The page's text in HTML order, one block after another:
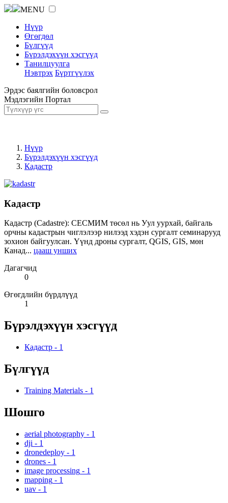
MENU
Нүүр
Өгөгдөл
Бүлгүүд
Бүрэлдэхүүн хэсгүүд
Танилцуулга
Нэвтрэх Бүртгүүлэх
Эрдэс баялгийн боловсрол
Мэдлэгийн Портал
Нүүр
Бүрэлдэхүүн хэсгүүд
Кадастр
Кадастр
Кадастр (Cadastre): СЕСМИМ төсөл нь Уул уурхай, байгаль
орчны кадастрын чиглэлээр нилээд хэдэн сургалт семинарууд
зохион байгуулсан. Үүнд дроны сургалт, QGIS, GIS, мөн
Канад... цааш унших
Дагагчид
0
Өгөгдлийн бүрдлүүд
1
Бүрэлдэхүүн хэсгүүд
Кадастр - 1
Бүлгүүд
Training Materials - 1
Шошго
aerial photography - 1
dji - 1
dronedeploy - 1
drones - 1
image processing - 1
mapping - 1
uav - 1